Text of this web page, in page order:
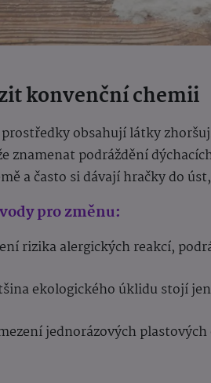
konvenční chemii
obsahují látky
znamenat podráždění
a často si dávají hračky do
pro změnu:
rizika alergických reakcí,
ekologického úklidu stojí
jednorázových